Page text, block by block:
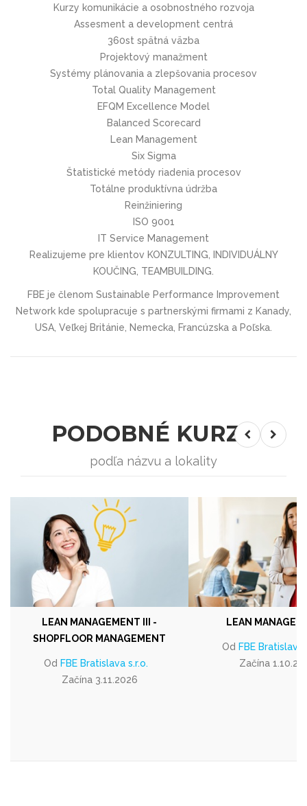
Kurzy komunikácie a osobnostného rozvoja
Assesment a development centrá
360st spätná väzba
Projektový manažment
Systémy plánovania a zlepšovania procesov
Total Quality Management
EFQM Excellence Model
Balanced Scorecard
Lean Management
Six Sigma
Štatistické metódy riadenia procesov
Totálne produktívna údržba
Reinžiniering
ISO 9001
IT Service Management
Realizujeme pre klientov KONZULTING, INDIVIDUÁLNY
KOUČING, TEAMBUILDING.
FBE je členom Sustainable Performance Improvement
Network kde spolupracuje s partnerskými firmami z Kanady,
USA, Veľkej Británie, Nemecka, Francúzska a Poľska.
PODOBNÉ KURZY
podľa názvu a lokality
LEAN MANAGEMENT III -
SHOPFLOOR MANAGEMENT
Od FBE Bratislava s.r.o.
Začína 3.11.2026
LEAN
Od FBE Bratislava
Začína